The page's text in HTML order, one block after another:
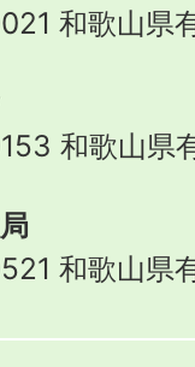
和歌山県
和歌山県
和歌山県